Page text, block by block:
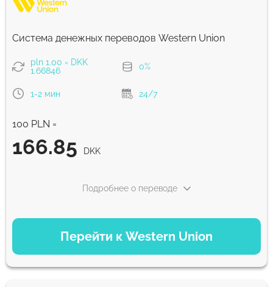
Комиссия Strumok, всегда 0%
Система денежных переводов Western Union
pln 1.00 = DKK
1.66846
0%
1-2 мин 24/7
100 PLN =
166.85 DKK
Перейти к Western Union
Подробнее о переводе
ВАРИАНТЫ ОПЛАТЫ
Debit/Credit Сard
166.85 DKK 1-2 мин